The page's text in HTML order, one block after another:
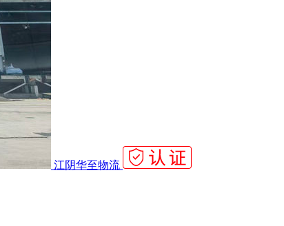
江阴华至物流